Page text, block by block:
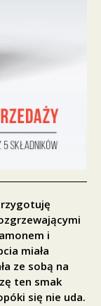
i
miała
ze sobą na
ten smak
się nie uda.